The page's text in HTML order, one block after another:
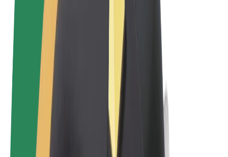
Uvjeti i odredbe
Privatnost
Kolačići
© 2026 Bolt Technology OÜ
Proizvodi
Vožnje